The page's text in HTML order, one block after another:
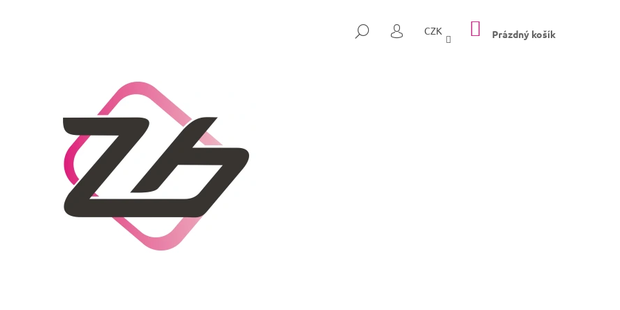
HLEDAT
PŘIHLÁŠENÍ
CZK NÁKUPNÍ
KOŠÍK
Prázdný košík
HLEDAT
DOPORUČUJEME